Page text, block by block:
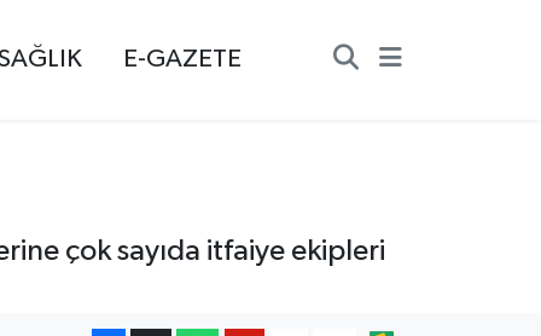
E-GAZETE
çok sayıda itfaiye ekipleri